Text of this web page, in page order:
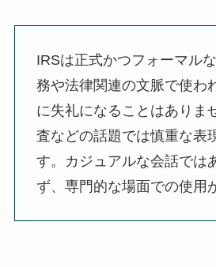
IRSは正式かつフォーマル
務や法律関連の文脈で使わ
に失礼になることはありま
査などの話題では慎重な表
す。カジュアルな会話では
ず、専門的な場面での使用